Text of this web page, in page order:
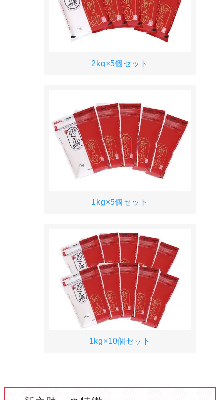
2kg×5個セット
1kg×5個セット
1kg×10個セット